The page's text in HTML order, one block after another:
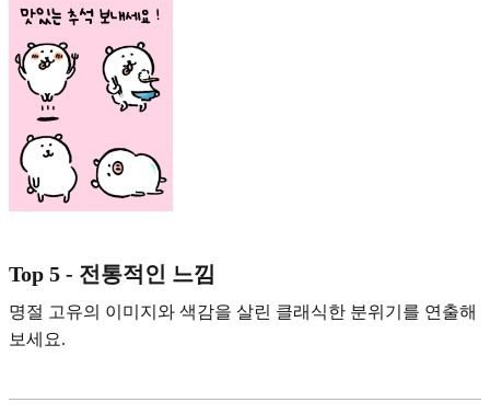
Top 5 - 전통적인 느낌
명절 고유의 이미지와 색감을 살린 클래식한 분위기를 연출해
보세요.